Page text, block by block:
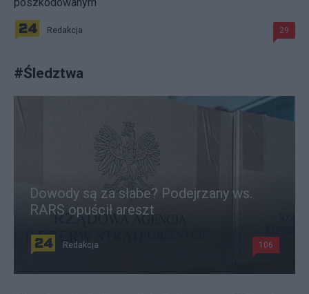
Redakcja 29
#Śledztwa
Dowody są za słabe? Podejrzany ws.
RARS opuścił areszt
Redakcja 106